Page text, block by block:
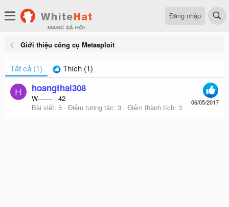
Đăng nhập
Giới thiệu công cụ Metasploit
Tất cả (1) Thích (1)
H
06/05/2017
hoangthai308
W------- · 42
Bài viết 5 Điểm tương tác 3 Điểm thành tích 3